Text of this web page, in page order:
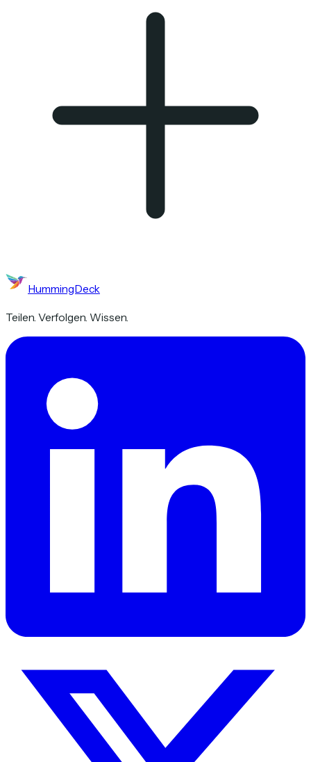
HummingDeck
Teilen. Verfolgen. Wissen.